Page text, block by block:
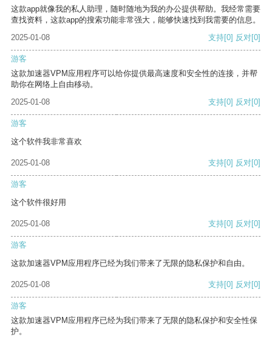
这款app就像我的私人助理，随时随地为我的办公提供帮助。我经常需要
查找资料，这款app的搜索功能非常强大，能够快速找到我需要的信息。
2025-01-08
支持[0] 反对[0]
游客
这款加速器VPM应用程序可以给你提供最高速度和安全性的连接，并帮
助你在网络上自由移动。
2025-01-08
支持[0] 反对[0]
游客
这个软件我非常喜欢
2025-01-08 支持[0] 反对[0]
游客
这个软件很好用
2025-01-08 支持[0] 反对[0]
游客
这款加速器VPM应用程序已经为我们带来了无限的隐私保护和自由。
2025-01-08 支持[0] 反对[0]
游客
这款加速器VPM应用程序已经为我们带来了无限的隐私保护和安全性保
护。